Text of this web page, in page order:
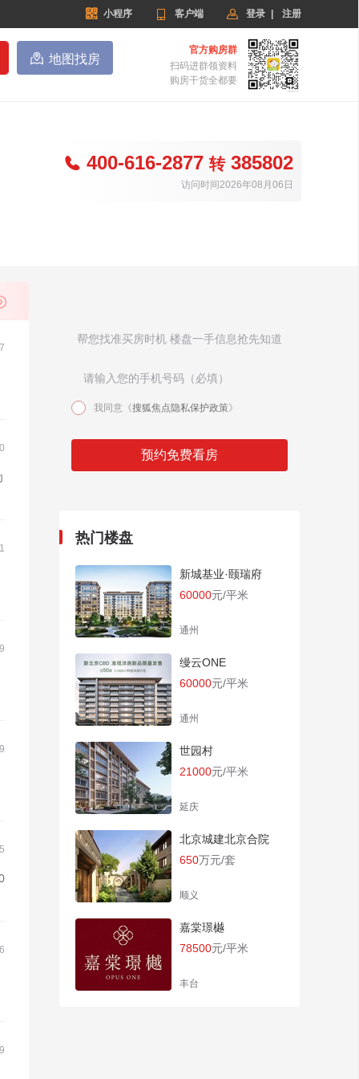
 小程序  客户端  登录 注册
 地图找房
官方购房群
扫码进群领资料
购房干货全都要
 400-616-2877 转385802
访问时间2026年08月06日
帮您找准买房时机 楼盘一手信息抢先知道
我同意《搜狐焦点隐私保护政策》
预约免费看房
热门楼盘
新城基业·颐瑞府
60000元/平米
通州
缦云ONE
60000元/平米
通州
世园村
21000元/平米
延庆
北京城建北京合院
650万元/套
顺义
嘉棠璟樾
78500元/平米
丰台